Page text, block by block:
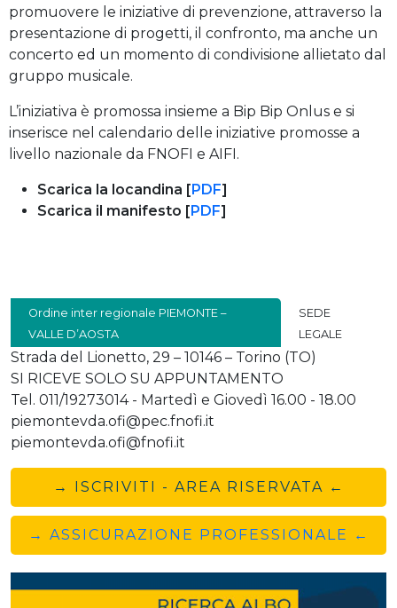
promuovere le iniziative di prevenzione, attraverso la
presentazione di progetti, il confronto, ma anche un
concerto ed un momento di condivisione allietato dal
gruppo musicale.
L’iniziativa è promossa insieme a Bip Bip Onlus e si
inserisce nel calendario delle iniziative promosse a
livello nazionale da FNOFI e AIFI.
Scarica la locandina [PDF]
Scarica il manifesto [PDF]
Ordine inter regionale PIEMONTE –
VALLE D’AOSTA
SEDE
LEGALE
Strada del Lionetto, 29 – 10146 – Torino (TO)
SI RICEVE SOLO SU APPUNTAMENTO
Tel. 011/19273014 - Martedì e Giovedì 16.00 - 18.00
piemontevda.ofi@pec.fnofi.it
piemontevda.ofi@fnofi.it
→ ISCRIVITI - AREA RISERVATA ←
→ ASSICURAZIONE PROFESSIONALE ←